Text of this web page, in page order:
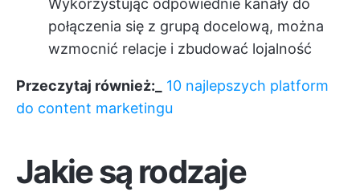
Wykorzystując odpowiednie kanały do
połączenia się z grupą docelową, można
wzmocnić relacje i zbudować lojalność
Przeczytaj również:_
10 najlepszych platform
do content marketingu
Jakie są rodzaje